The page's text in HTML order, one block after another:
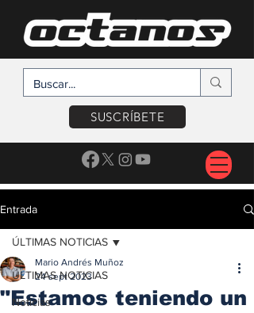
SUSCRÍBETE
Entrada
ÚLTIMAS NOTICIAS
Noticias
ÚLTIMAS NOTICIAS
"Estamos teniendo un
Mario Andrés Muñoz
24 sept 2023